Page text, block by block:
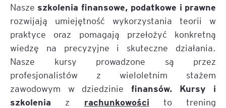
Nasze szkolenia finansowe, podatkowe i prawne
rozwijają umiejętność wykorzystania teorii w
praktyce oraz pomagają przełożyć konkretną
wiedzę na precyzyjne i skuteczne działania.
Nasze kursy prowadzone są przez
profesjonalistów z wieloletnim stażem
zawodowym w dziedzinie finansów. Kursy i
szkolenia z rachunkowości to trening